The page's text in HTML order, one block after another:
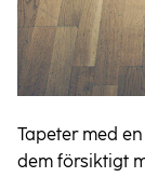
Tapeter med
dem försiktigt